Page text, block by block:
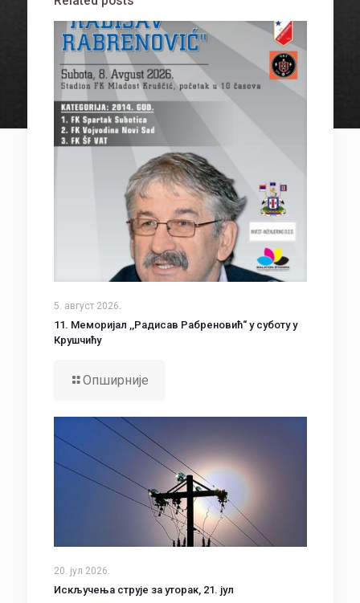
5. август 2026.
11. Меморијал ,,Радисав Рабреновић“ у суботу у
Крушчићу
Опширније
20. јул 2026.
Искључења струје за уторак, 21. јул